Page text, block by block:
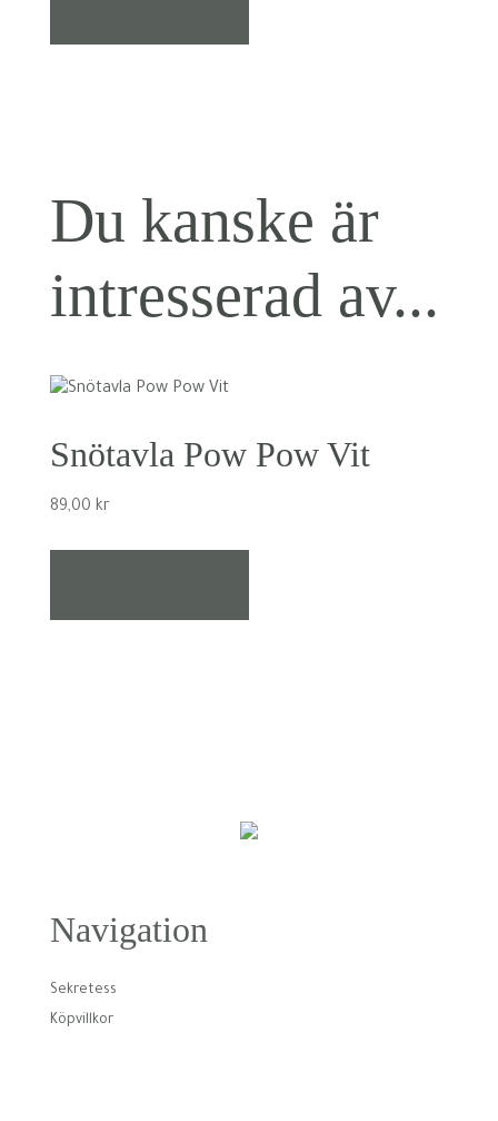
Du kanske är
intresserad av...
Snötavla Pow Pow Vit
89,00 kr
Navigation
Sekretess
Köpvillkor